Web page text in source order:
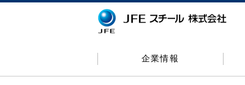
企業情報